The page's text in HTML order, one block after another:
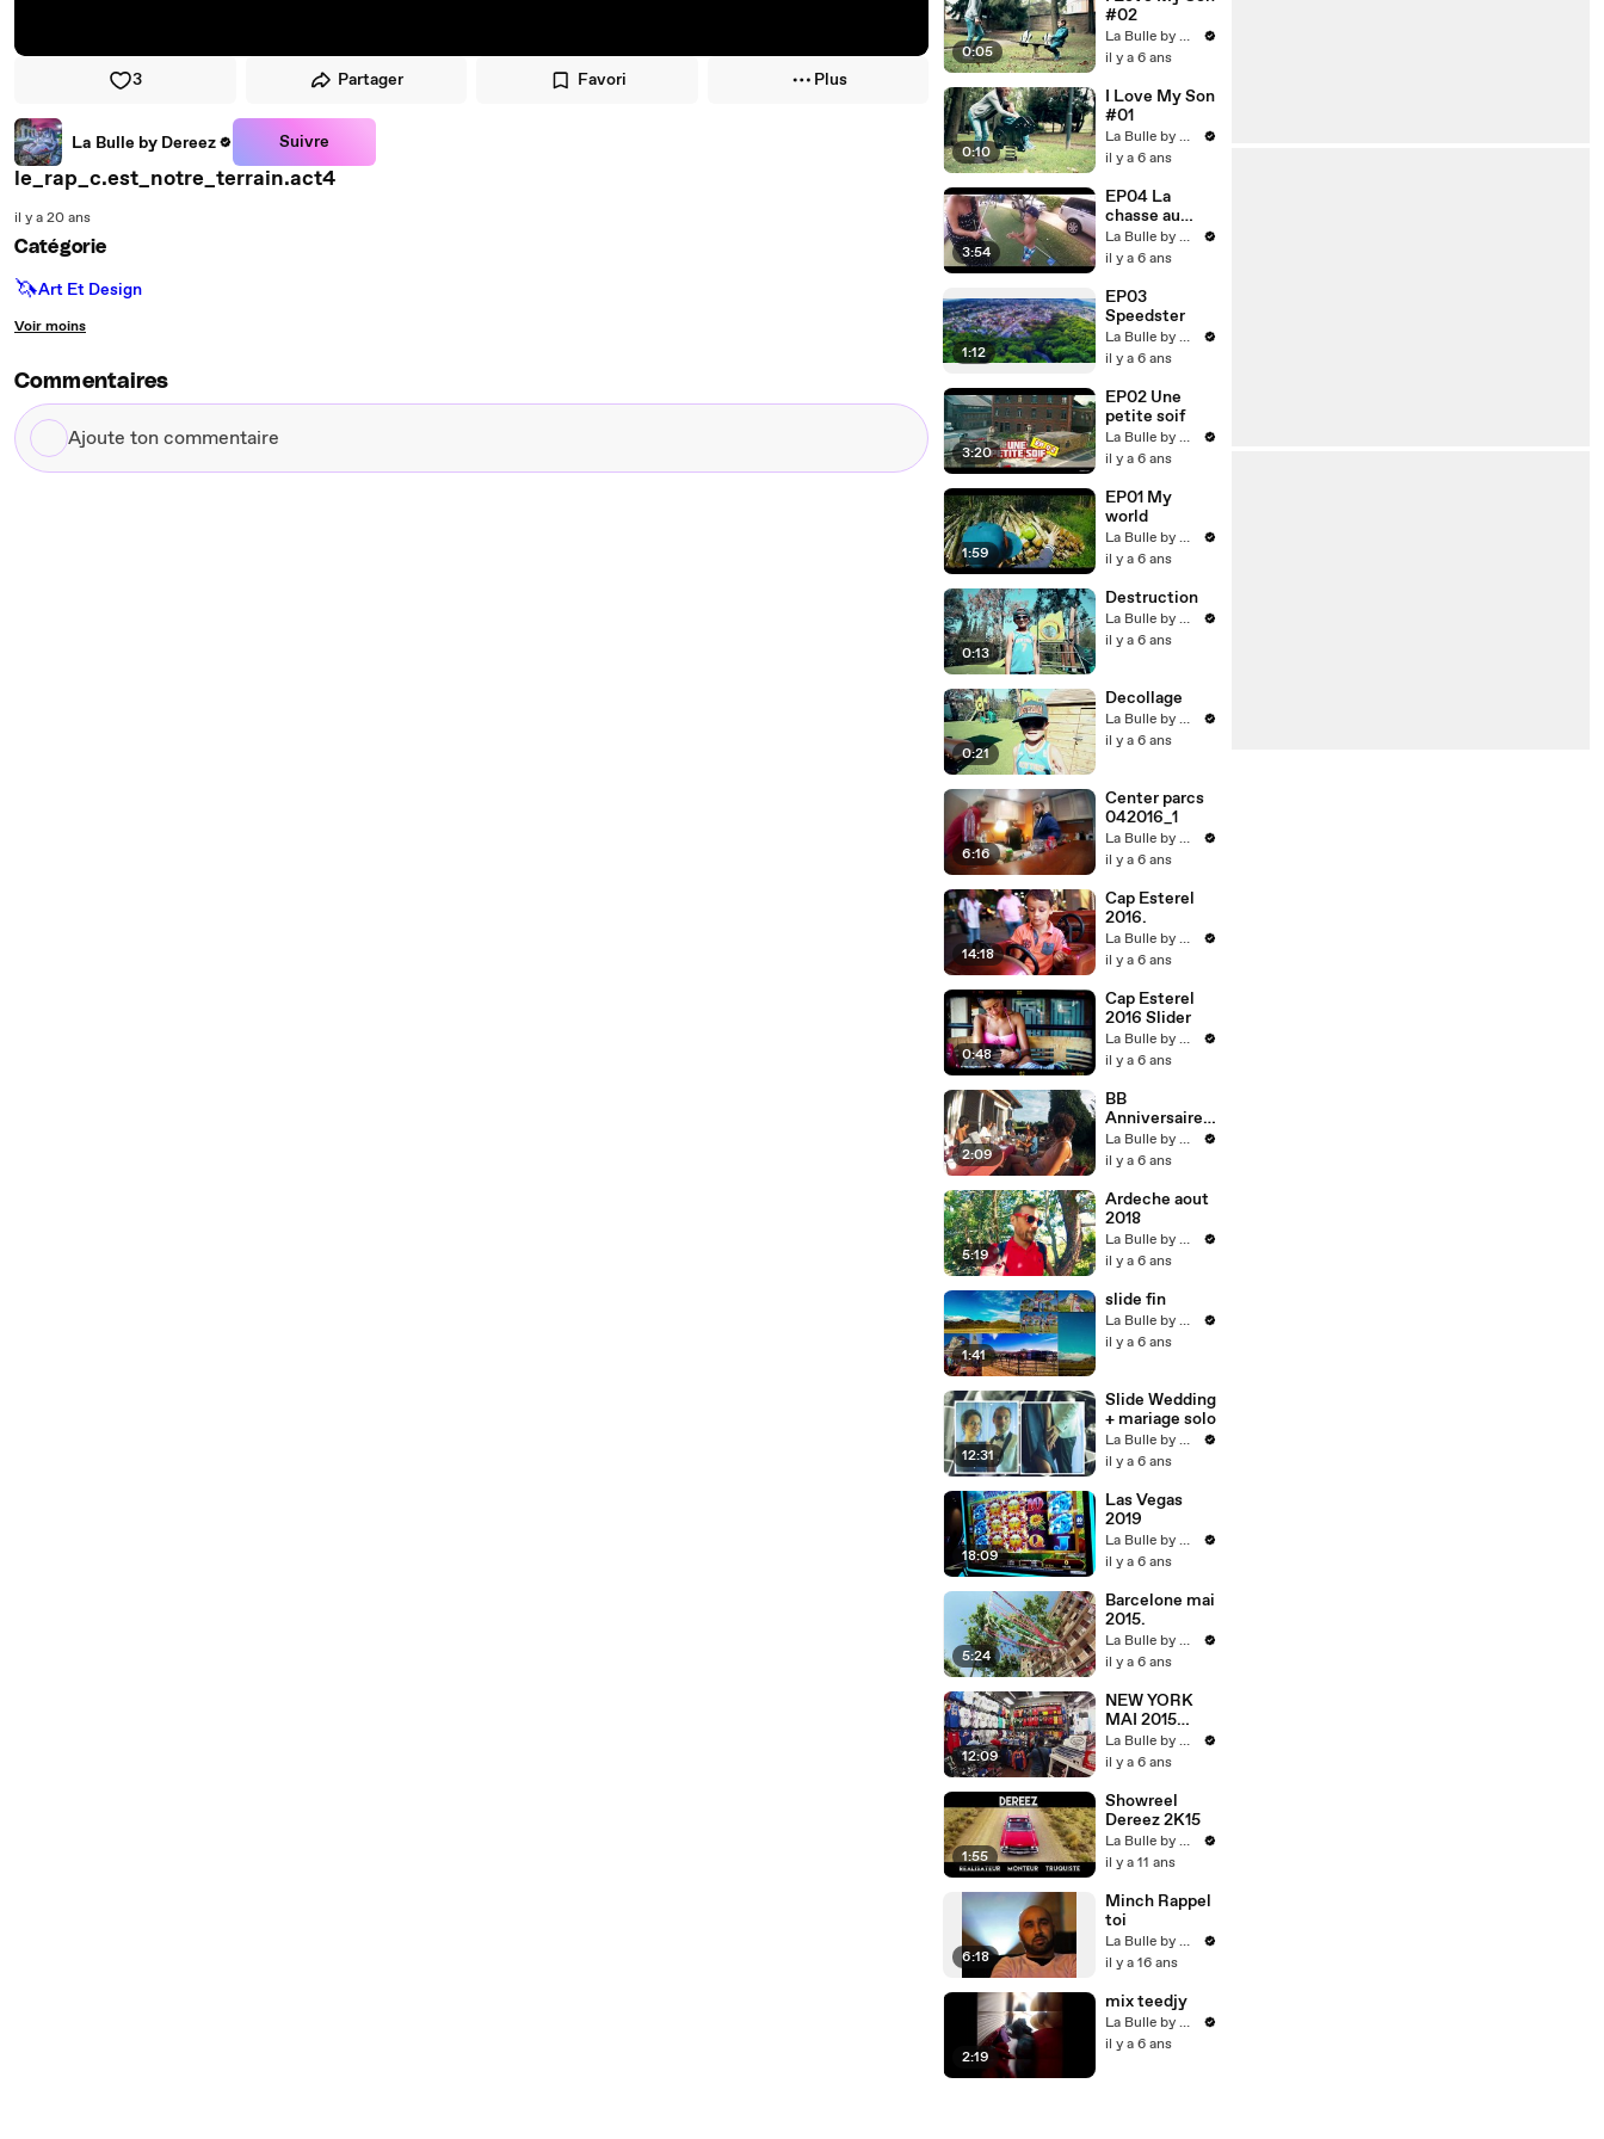
3 Partager Favori Plus
La Bulle by Dereez Suivre
le_rap_c.est_notre_terrain.act4
il y a 20 ans
Catégorie
🦄Art Et Design
Voir moins
Commentaires
Ajoute
ton
0:05
#02
La Bulle by Dereez
il y a 6 ans
0:10
I Love My Son
#01
La Bulle by Dereez
il y a 6 ans
3:54
EP04 La
chasse au
trésor
La Bulle by Dereez
il y a 6 ans
1:12
EP03
Speedster
La Bulle by Dereez
il y a 6 ans
3:20
EP02 Une
petite soif
La Bulle by Dereez
il y a 6 ans
1:59
EP01 My
world
La Bulle by Dereez
il y a 6 ans
0:13
Destruction
La Bulle by Dereez
il y a 6 ans
0:21
Decollage
La Bulle by Dereez
il y a 6 ans
6:16
Center parcs
042016_1
La Bulle by Dereez
il y a 6 ans
14:18
Cap Esterel
2016.
La Bulle by Dereez
il y a 6 ans
0:48
Cap Esterel
2016 Slider
La Bulle by Dereez
il y a 6 ans
2:09
BB
Anniversaire
ep32
La Bulle by Dereez
il y a 6 ans
5:19
Ardeche aout
2018
La Bulle by Dereez
il y a 6 ans
1:41
slide fin
La Bulle by Dereez
il y a 6 ans
12:31
Slide Wedding
+ mariage solo
La Bulle by Dereez
il y a 6 ans
18:09
Las Vegas
2019
La Bulle by Dereez
il y a 6 ans
5:24
Barcelone mai
2015.
La Bulle by Dereez
il y a 6 ans
12:09
NEW YORK
MAI 2015
30ans Bébé
La Bulle by Dereez
il y a 6 ans
1:55
Showreel
Dereez 2K15
La Bulle by Dereez
il y a 11 ans
6:18
Minch Rappel
toi
La Bulle by Dereez
il y a 16 ans
2:19
mix teedjy
La Bulle by Dereez
il y a 6 ans